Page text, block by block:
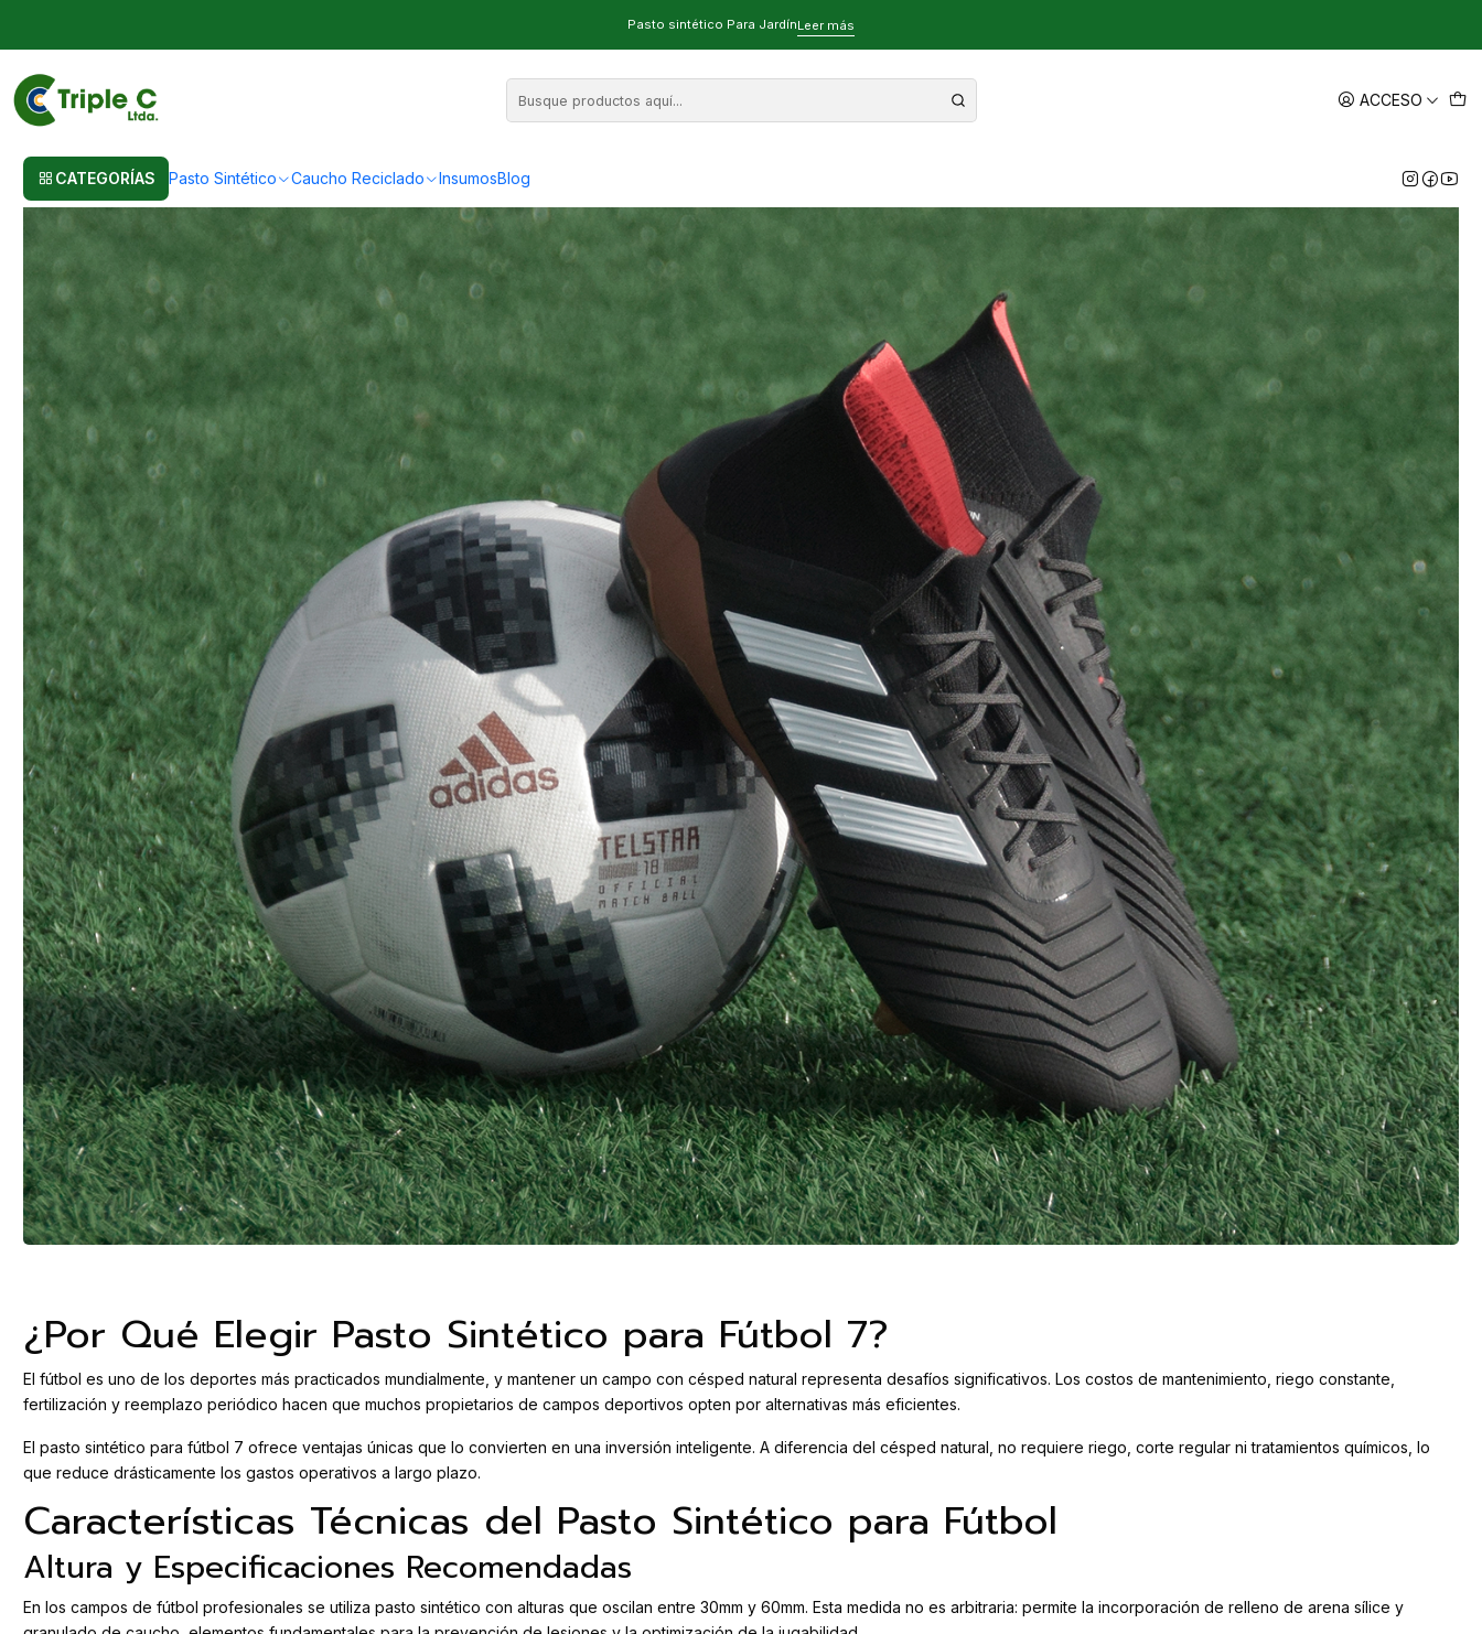
ACCESO
CATEGORÍAS Pasto Sintético Caucho Reciclado InsumosBlog
Pasto sintético Para JardínLeer más
Costo del Pasto Sintético para Fútbol 7: Guía Completa 2024
¿Por Qué Elegir Pasto Sintético para Fútbol 7?
El fútbol es uno de los deportes más practicados mundialmente, y mantener un campo con césped natural representa desafíos significativos. Los costos de mantenimiento, riego constante,
fertilización y reemplazo periódico hacen que muchos propietarios de campos deportivos opten por alternativas más eficientes.
El pasto sintético para fútbol 7 ofrece ventajas únicas que lo convierten en una inversión inteligente. A diferencia del césped natural, no requiere riego, corte regular ni tratamientos químicos, lo
que reduce drásticamente los gastos operativos a largo plazo.
Características Técnicas del Pasto Sintético para Fútbol
Altura y Especificaciones Recomendadas
En los campos de fútbol profesionales se utiliza pasto sintético con alturas que oscilan entre 30mm y 60mm. Esta medida no es arbitraria: permite la incorporación de relleno de arena sílice y